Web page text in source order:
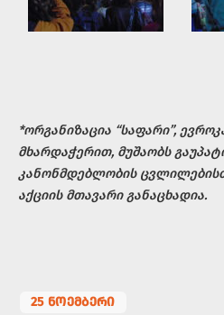
*ორგანიზაცია “საფარი”,
მხარდაჭერით, მუშაობს
კანონმდებლობის
აქციის მთავარი განაცხადია.
25 ᲜᲝᲔᲛᲑᲔᲠᲘ